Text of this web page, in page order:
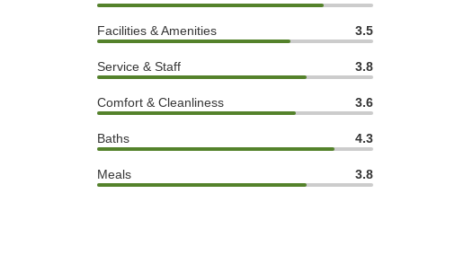
Facilities & Amenities 3.5
Service & Staff 3.8
Comfort & Cleanliness 3.6
Baths 4.3
Meals 3.8